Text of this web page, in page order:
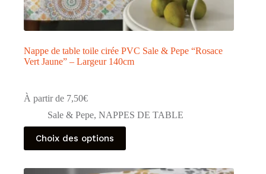
Nappe de table toile cirée PVC Sale & Pepe “Rosace
Vert Jaune” – Largeur 140cm
À partir de 7,50€
Sale & Pepe, NAPPES DE TABLE
Choix des options
Ce
produit
a